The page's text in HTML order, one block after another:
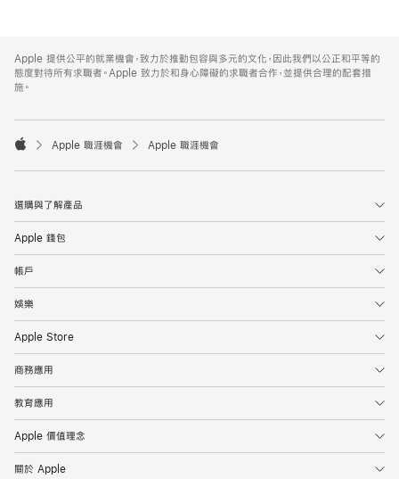
Footer
Apple 提供公平的就業機會，致力於推動包容與多元的文化，因此我們以公正和平等的
態度對待所有求職者。Apple 致力於和身心障礙的求職者合作，並提供合理的配套措
施。

Apple 職涯機會 Apple 職涯機會
選購與了解產品
Apple 錢包
帳戶
娛樂
Apple Store
商務應用
教育應用
Apple 價值理念
關於 Apple